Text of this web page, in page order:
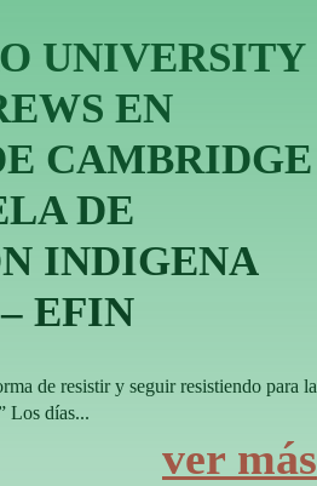
UNIVERSITY
EN
CAMBRIDGE
DE
INDIGENA
EFIN
de resistir y seguir resistiendo para la
Los días...
ver más